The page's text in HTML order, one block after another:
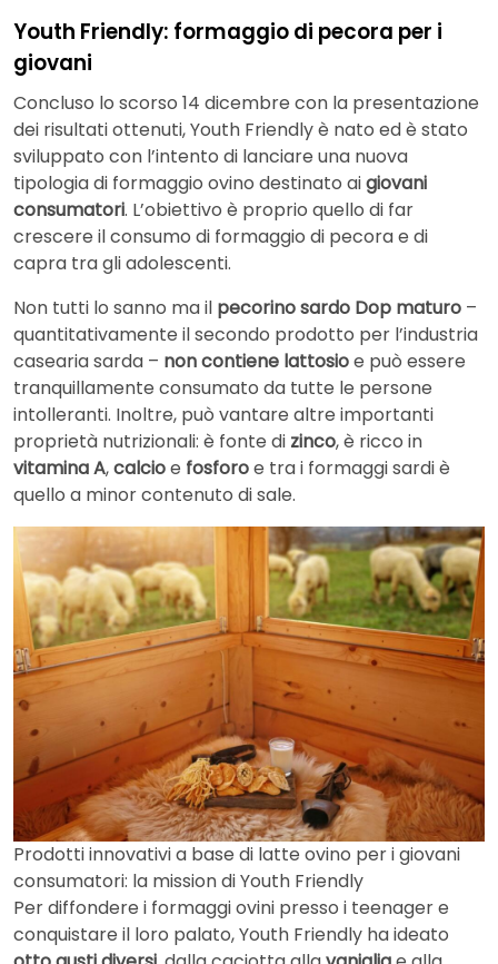
Youth Friendly: formaggio di pecora per i
giovani
Concluso lo scorso 14 dicembre con la presentazione
dei risultati ottenuti, Youth Friendly è nato ed è stato
sviluppato con l’intento di lanciare una nuova
tipologia di formaggio ovino destinato aigiovani
consumatori. L’obiettivo è proprio quello di far
crescere il consumo di formaggio di pecora e di
capra tra gli adolescenti.
Non tutti lo sanno ma il pecorino sardo Dop maturo –
quantitativamente il secondo prodotto per l’industria
casearia sarda – non contiene lattosioe può essere
tranquillamente consumato da tutte le persone
intolleranti. Inoltre, può vantare altre importanti
proprietà nutrizionali: è fonte di zinco, è ricco in
vitamina A,calcioe fosforoe tra i formaggi sardi è
quello a minor contenuto di sale.
Prodotti innovativi a base di latte ovino per i giovani
consumatori: la mission di Youth Friendly
Per diffondere i formaggi ovini presso i teenager e
conquistare il loro palato, Youth Friendly ha ideato